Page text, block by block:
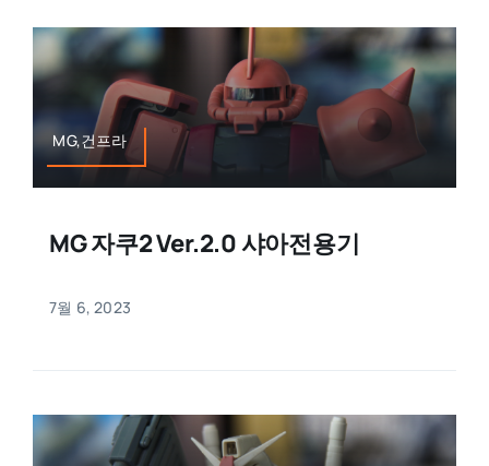
MG,건프라
MG 자쿠2 Ver.2.0 샤아전용기
7월 6, 2023